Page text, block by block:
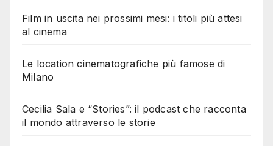
Film in uscita nei prossimi mesi: i titoli più attesi
al cinema
Le location cinematografiche più famose di
Milano
Cecilia Sala e “Stories”: il podcast che racconta
il mondo attraverso le storie